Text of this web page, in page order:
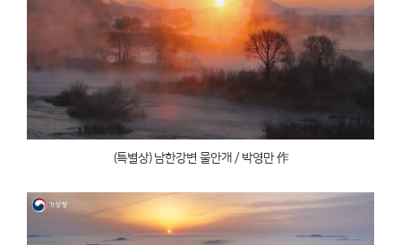
(특별상) 남한강변 물안개 / 박영만 作